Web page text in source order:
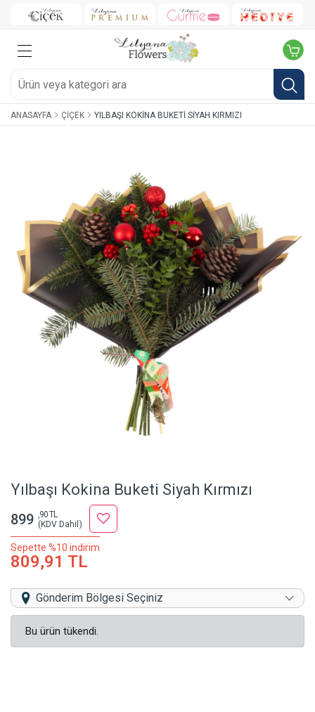
ANASAYFA ÇIÇEK YILBAŞI KOKINA BUKETI SIYAH KIRMIZI
Yılbaşı Kokina Buketi Siyah Kırmızı
899 ,90 TL
(KDV Dahil)
Sepette %10 indirim
809,91 TL
Gönderim Bölgesi Seçiniz
Bu ürün tükendi.